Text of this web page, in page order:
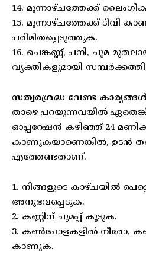
14. മൂന്നാഴ്ചത്തേക്ക്
15. മൂന്നാഴ്ചത്തേക്ക് ടിവി
പരിമിതപ്പെടുത്തുക.
16. ചെങ്കണ്ണ്, പനി, ചുമ
വ്യക്തികളുമായി
സത്വരശ്രദ്ധ വേണ്ട
താഴെ പറയുന്നവയില്‍
ഓപ്പറേഷന്‍ കഴിഞ്ഞ് 24
കാണുകയാണെങ്കില്‍, ഉടന്‍
എത്തേണ്ടതാണ്.
1. നിങ്ങളുടെ കാഴ്ചയില്‍
അനുഭവപ്പെടുക.
2. കണ്ണിന് ചുമപ്പ് കൂടുക.
3. കണ്‍പോളകളില്‍ നീരോ,
കാണുക.